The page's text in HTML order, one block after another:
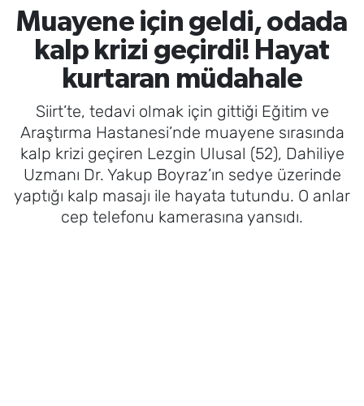
Muayene için geldi, odada
kalp krizi geçirdi! Hayat
kurtaran müdahale
Siirt’te, tedavi olmak için gittiği Eğitim ve
Araştırma Hastanesi’nde muayene sırasında
kalp krizi geçiren Lezgin Ulusal (52), Dahiliye
Uzmanı Dr. Yakup Boyraz’ın sedye üzerinde
yaptığı kalp masajı ile hayata tutundu. O anlar
cep telefonu kamerasına yansıdı.